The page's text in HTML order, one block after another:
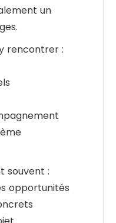
un
rencontrer :
souvent :
opportunités